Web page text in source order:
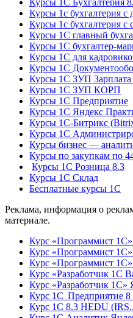
Курсы 1С Бухгалтерия
Курсы 1с бухгалтерия
Курсы 1с бухгалтерия с
Курсы 1С главный
Курсы 1С бухгалтер-
Курсы 1С для
Курсы 1С
Курсы 1С ЗУП Зарплата
Курсы 1С ЗУП КОРП
Курсы 1С Предприятие
Курсы 1С Яндекс
Курсы 1С-Битрикс
Курсы 1С
Курсы бизнес —
Курсы по закупкам по
Курсы 1С Розница 8.3
Курсы 1С Склад
Бесплатные курсы 1С
Реклама, информация о
материале.
Курс «Программист
Курс «Программист
Курс «Программист
Курс «Разработчик 1С
Курс «Разработчик
Курс 1С Предприятие
Курс 1С 8.3 HEDU